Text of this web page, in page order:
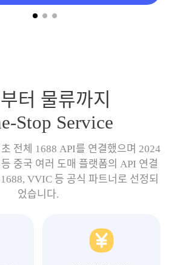
터 물류까지
Stop Service
전체 1688 API를 연결했으며 2024
중국 여러 도매 플랫폼의 API 연결
VVIC 등 공식 파트너로 선정되
었습니다.